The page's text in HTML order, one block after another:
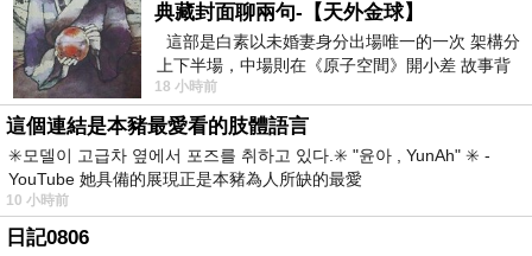
露……
試讀心得
會知道是枝裕和，是透過今年七月上映的《小偷家族》在
新聞及網路上的推薦、獲獎報導，先前只聽過一五年上映
典藏封面聊兩句-【天外金球】
這部是白素以未婚妻身分出場唯一的一次 架構分
上下半場，中場則在《原子空間》開小差 故事背
景影射西藏境外流亡 地下組織
18 小時前
這個連結是本豬最愛看的肢體語言
✳️모델이 고급차 옆에서 포즈를 취하고 있다.✳️ "윤아 , YunAh" ✳️ -
YouTube 她具備的展現正是本豬為人所缺的最愛
10 小時前
日記0806